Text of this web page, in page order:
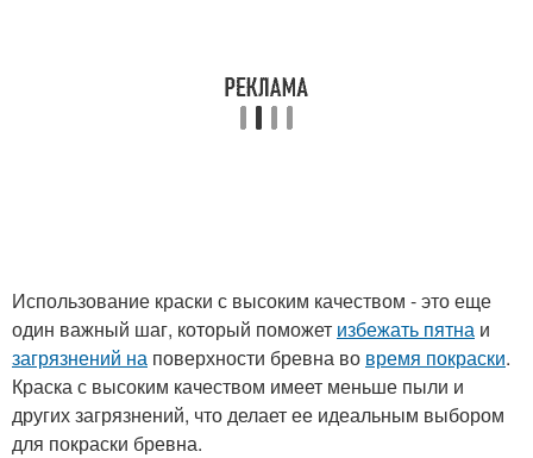
Использование краски с высоким качеством - это еще
один важный шаг, который поможет избежать пятна и
загрязнений на поверхности бревна во время покраски.
Краска с высоким качеством имеет меньше пыли и
других загрязнений, что делает ее идеальным выбором
для покраски бревна.